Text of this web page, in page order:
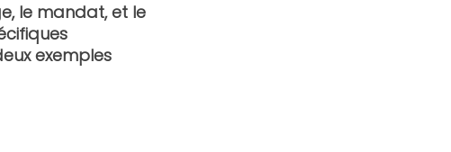
, le mandat, et le
exemples